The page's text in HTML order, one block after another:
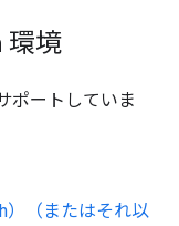
環境
ポートしていま
）（またはそれ以